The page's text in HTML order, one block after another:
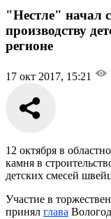
"Нестле" начал
производству
регионе
17 окт 2017, 15:21
12 октября в
камня в
детских смесей
Участие в
принял глава